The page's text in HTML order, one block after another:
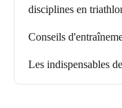
disciplines en
Conseils
Les indispensables